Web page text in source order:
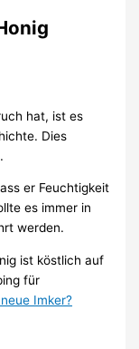
hat, ist es
Dies
er Feuchtigkeit
es immer in
werden.
ist köstlich auf
für
Imker?